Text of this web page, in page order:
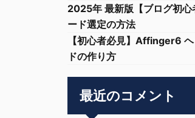
2025年 最新版【ブログ初心
ード選定の方法
【初心者必見】Affinger6
ドの作り方
最近のコメント